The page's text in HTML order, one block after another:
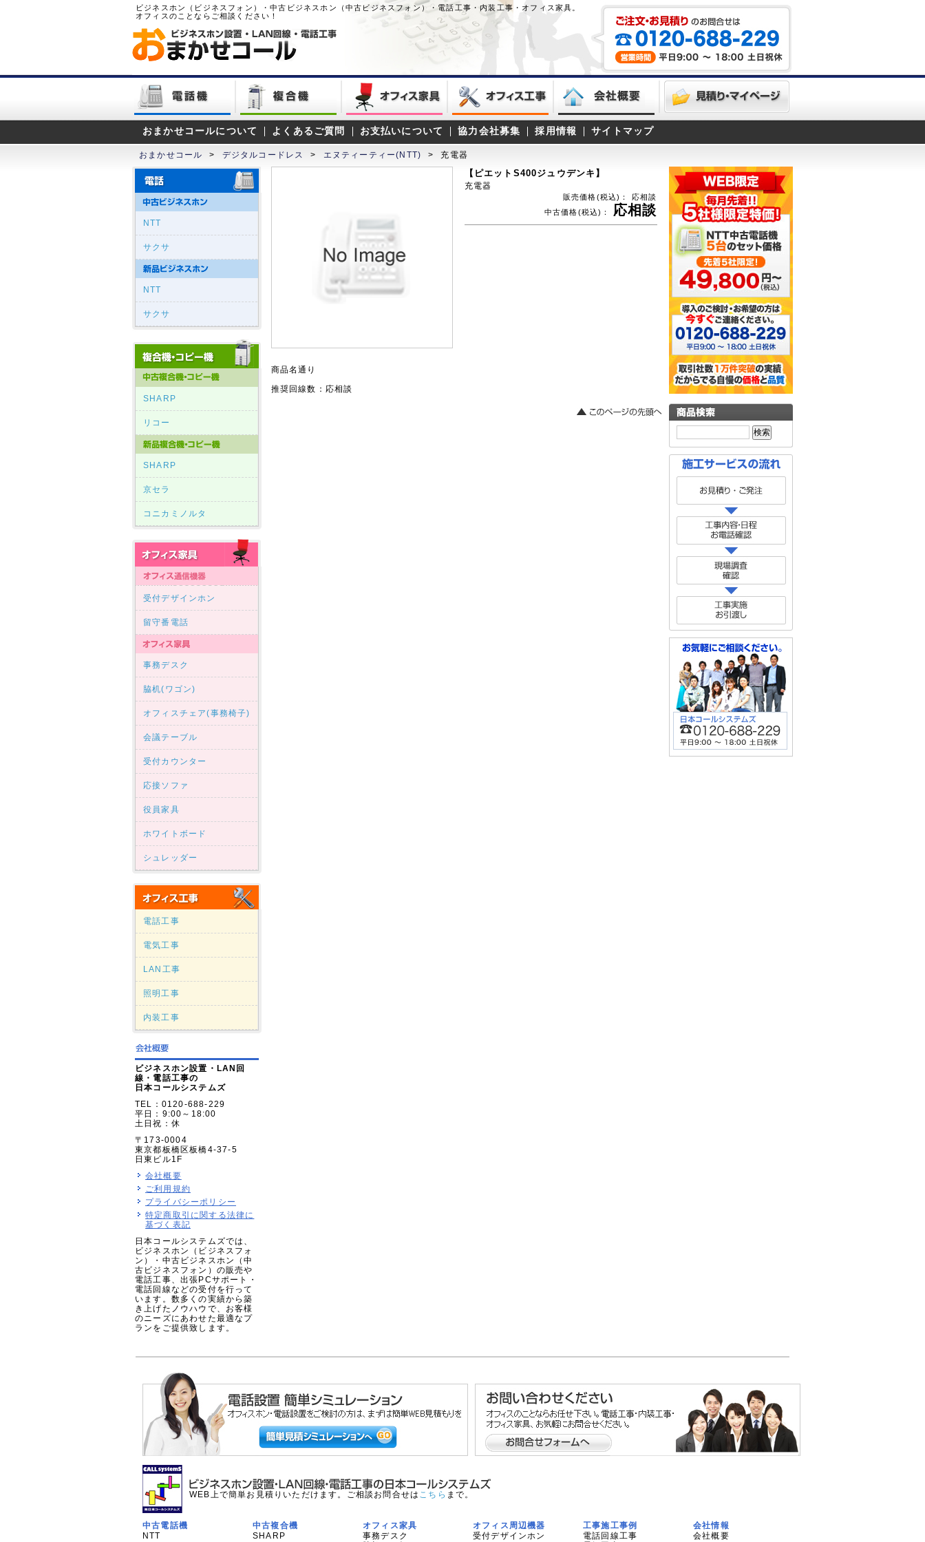
ビジネスホン（ビジネスフォン）・中古ビジネスホン（中古ビジネスフォン）・電話工事・内装工事・オフィス家具。
オフィスのことならご相談ください！
おまかせコールについて よくあるご質問 お支払いについて 協力会社募集 採用情報 サイトマップ
おまかせコール > デジタルコードレス > エヌティーティー(NTT) > 充電器
NTT
サクサ
NTT
サクサ
SHARP
リコー
SHARP
京セラ
コニカミノルタ
受付デザインホン
留守番電話
事務デスク
脇机(ワゴン)
オフィスチェア(事務椅子)
会議テーブル
受付カウンター
応接ソファ
役員家具
ホワイトボード
シュレッダー
電話工事
電気工事
LAN工事
照明工事
内装工事
ビジネスホン設置・LAN回
線・電話工事の
日本コールシステムズ
TEL：0120-688-229
平日：9:00～18:00
土日祝：休
〒173-0004
東京都板橋区板橋4-37-5
日東ビル1F
会社概要
ご利用規約
プライバシーポリシー
特定商取引に関する法律に
基づく表記
日本コールシステムズでは、
ビジネスホン（ビジネスフォ
ン）・中古ビジネスホン（中
古ビジネスフォン）の販売や
電話工事、出張PCサポート・
電話回線などの受付を行って
います。数多くの実績から築
き上げたノウハウで、お客様
のニーズにあわせた最適なプ
ランをご提供致します。
【ピエットS400ジュウデンキ】
充電器
販売価格(税込)：
応相談
中古価格(税込)：
応相談
商品名通り
推奨回線数：応相談
WEB上で簡単お見積りいただけます。ご相談お問合せは こちら まで。
中古電話機
NTT
中古複合機
SHARP
オフィス家具
事務デスク
オフィス周辺機器
受付デザインホン
工事施工事例
電話回線工事
会社情報
会社概要